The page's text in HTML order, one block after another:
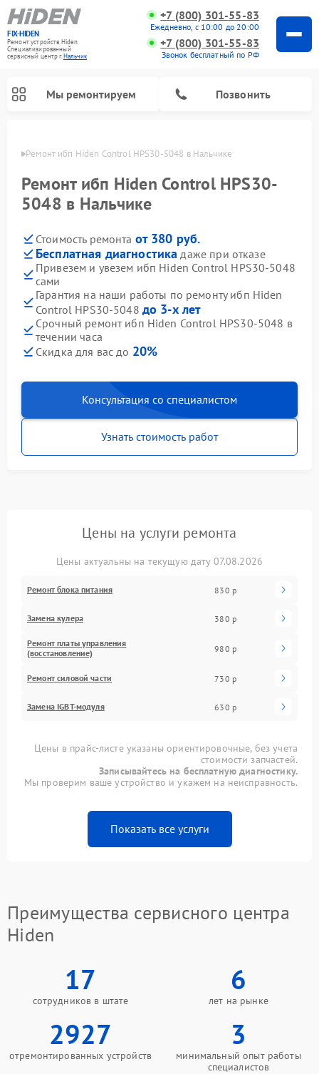
FIX-HIDEN
Ремонт устройств Hiden
Специализированный
cервисный центр г.Нальчик
+7 (800) 301-55-83
Ежедневно, с 10:00 до 20:00
+7 (800) 301-55-83
Звонок бесплатный по РФ
Мы ремонтируем Позвонить
Ремонт ибп Hiden Control HPS30-5048 в Нальчике
Ремонт ибп Hiden Control HPS30-
5048 в Нальчике
Стоимость ремонта от 380 руб.
Бесплатная диагностика даже при отказе
Привезем и увезем ибп Hiden Control HPS30-5048
сами
Гарантия на наши работы по ремонту ибп Hiden
Control HPS30-5048 до 3-х лет
Срочный ремонт ибп Hiden Control HPS30-5048 в
течении часа
Скидка для вас до 20%
Консультация со специалистом
Узнать стоимость работ
Цены на услуги ремонта
Цены актуальны на текущую дату 07.08.2026
Ремонт блока питания 830 р
Замена кулера 380 р
Ремонт платы управления
(восстановление)
980 р
Ремонт силовой части 730 р
Замена IGBT-модуля 630 р
Цены в прайс-листе указаны ориентировочные, без учета
стоимости запчастей.
Записывайтесь на бесплатную диагностику.
Мы проверим ваше устройство и укажем на неисправность.
Показать все услуги
Преимущества сервисного центра
Hiden
17
сотрудников в штате
6
лет на рынке
2927
отремонтированных устройств
3
минимальный опыт работы
специалистов